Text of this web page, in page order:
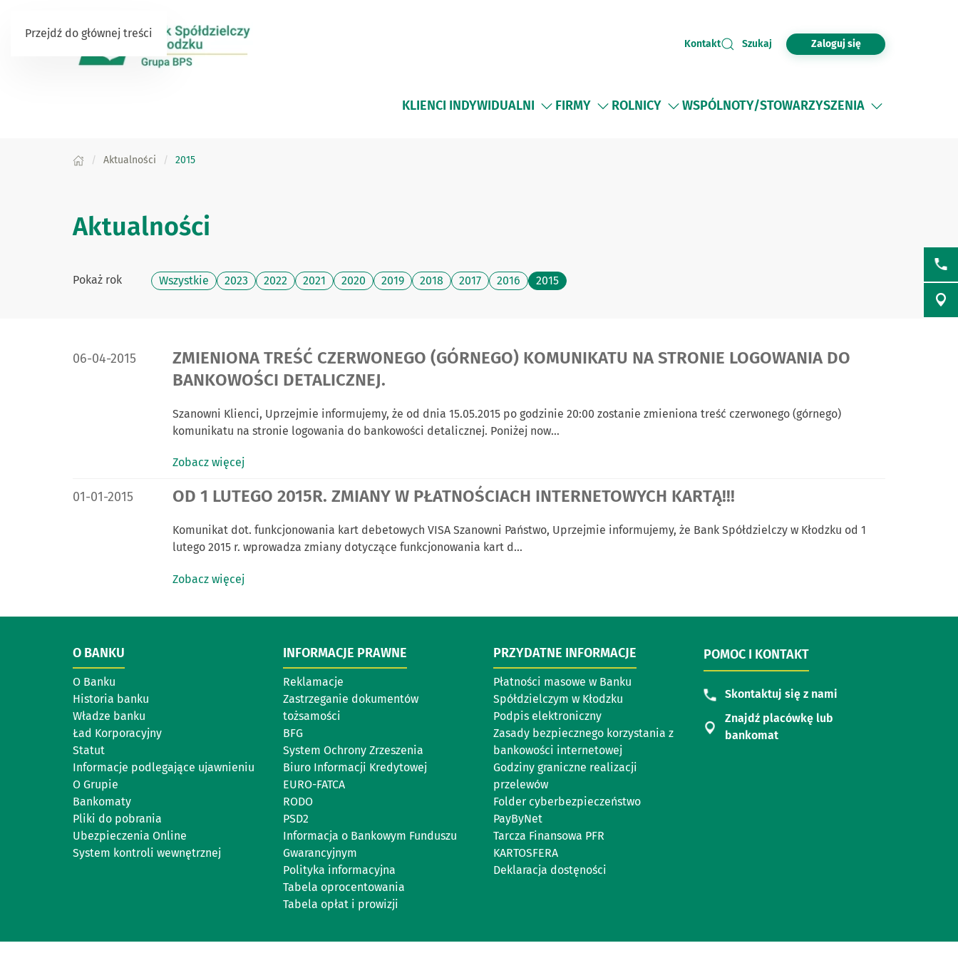
Przejdź do głównej treści
Kontakt Szukaj Zaloguj się
KLIENCI INDYWIDUALNI FIRMY ROLNICY WSPÓLNOTY/STOWARZYSZENIA
Aktualności 2015
Aktualności
Pokaż rok Wszystkie 2023 2022 2021 2020 2019 2018 2017 2016 2015
DATA PUBLIKACJI:
06-04-2015
ZMIENIONA TREŚĆ CZERWONEGO (GÓRNEGO) KOMUNIKATU NA STRONIE LOGOWANIA DO
BANKOWOŚCI DETALICZNEJ.
Szanowni Klienci, Uprzejmie informujemy, że od dnia 15.05.2015 po godzinie 20:00 zostanie zmieniona treść czerwonego (górnego)
komunikatu na stronie logowania do bankowości detalicznej. Poniżej now…
Zobacz więcej
DATA PUBLIKACJI:
01-01-2015 OD 1 LUTEGO 2015R. ZMIANY W PŁATNOŚCIACH INTERNETOWYCH KARTĄ!!!
Komunikat dot. funkcjonowania kart debetowych VISA Szanowni Państwo, Uprzejmie informujemy, że Bank Spółdzielczy w Kłodzku od 1
lutego 2015 r. wprowadza zmiany dotyczące funkcjonowania kart d…
Zobacz więcej
O BANKU
O Banku
Historia banku
Władze banku
Ład Korporacyjny
Statut
Informacje podlegające ujawnieniu
O Grupie
Bankomaty
Pliki do pobrania
Ubezpieczenia Online
System kontroli wewnętrznej
INFORMACJE PRAWNE
Reklamacje
Zastrzeganie dokumentów
tożsamości
BFG
System Ochrony Zrzeszenia
Biuro Informacji Kredytowej
EURO-FATCA
RODO
PSD2
Informacja o Bankowym Funduszu
Gwarancyjnym
Polityka informacyjna
Tabela oprocentowania
Tabela opłat i prowizji
PRZYDATNE INFORMACJE
Płatności masowe w Banku
Spółdzielczym w Kłodzku
Podpis elektroniczny
Zasady bezpiecznego korzystania z
bankowości internetowej
Godziny graniczne realizacji
przelewów
Folder cyberbezpieczeństwo
PayByNet
Tarcza Finansowa PFR
KARTOSFERA
Deklaracja dostęności
POMOC I KONTAKT
Skontaktuj się z nami
Znajdź placówkę lub
bankomat